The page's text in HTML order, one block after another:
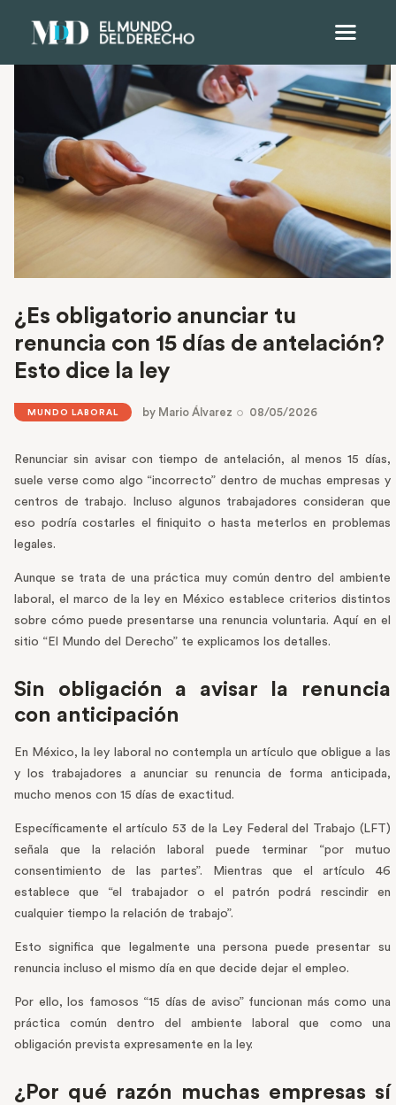
¿Es obligatorio anunciar tu
renuncia con 15 días de antelación?
Esto dice la ley
MUNDO LABORAL by Mario Álvarez 08/05/2026
Renunciar sin avisar con tiempo de antelación, al menos 15 días,
suele verse como algo “incorrecto” dentro de muchas empresas y
centros de trabajo. Incluso algunos trabajadores consideran que
eso podría costarles el finiquito o hasta meterlos en problemas
legales.
Aunque se trata de una práctica muy común dentro del ambiente
laboral, el marco de la ley en México establece criterios distintos
sobre cómo puede presentarse una renuncia voluntaria. Aquí en el
sitio “El Mundo del Derecho” te explicamos los detalles.
Sin obligación a avisar la renuncia
con anticipación
En México, la ley laboral no contempla un artículo que obligue a las
y los trabajadores a anunciar su renuncia de forma anticipada,
mucho menos con 15 días de exactitud.
Específicamente el artículo 53 de la Ley Federal del Trabajo (LFT)
señala que la relación laboral puede terminar “por mutuo
consentimiento de las partes”. Mientras que el artículo 46
establece que “el trabajador o el patrón podrá rescindir en
cualquier tiempo la relación de trabajo”.
Esto significa que legalmente una persona puede presentar su
renuncia incluso el mismo día en que decide dejar el empleo.
Por ello, los famosos “15 días de aviso” funcionan más como una
práctica común dentro del ambiente laboral que como una
obligación prevista expresamente en la ley.
¿Por qué razón muchas empresas sí